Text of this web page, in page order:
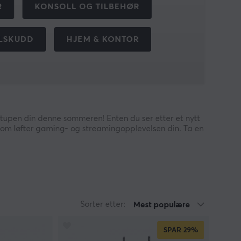
KONSOLL OG TILBEHØR
HJEM & KONTOR
din denne sommeren! Enten du ser etter et nytt
løfter gaming- og streamingopplevelsen din. Ta en
Sorter etter: Mest populære
SPAR 29%